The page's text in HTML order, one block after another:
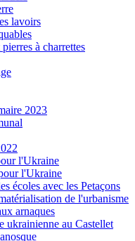
lavoirs
à charrettes
2023
l'Ukraine
l'Ukraine
écoles avec les Petaçons
de l'urbanisme
arnaques
ukrainienne au Castellet